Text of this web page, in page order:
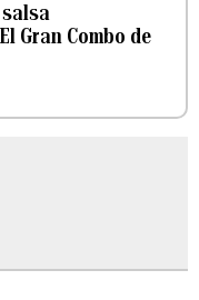
Gran Combo de